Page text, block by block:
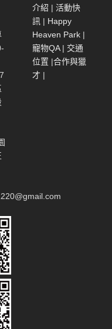
介紹 | 活動快
訊 | Happy
Heaven Park|
寵物QA| 交通
位置 |合作與獵
才|